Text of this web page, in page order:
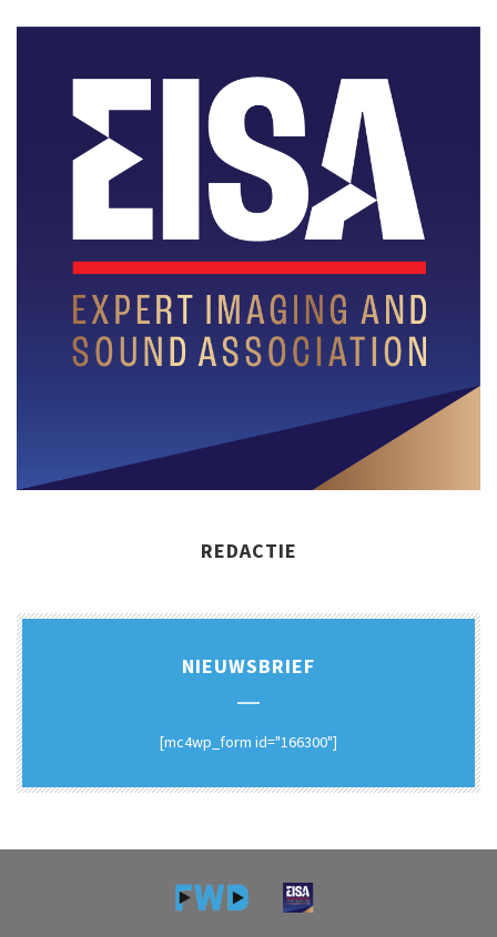
REDACTIE
NIEUWSBRIEF
[mc4wp_form id="166300"]